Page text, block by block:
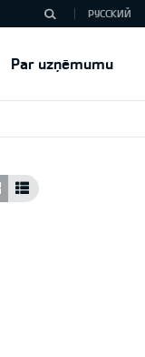
Par uzņēmumu
РУССКИЙ